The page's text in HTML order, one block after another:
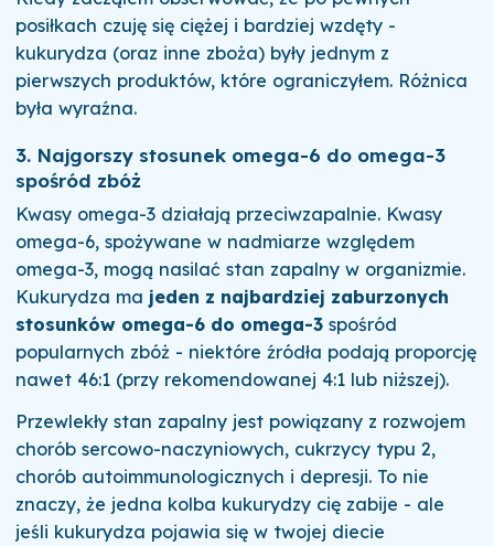
posiłkach czuję się ciężej i bardziej wzdęty -
kukurydza (oraz inne zboża) były jednym z
pierwszych produktów, które ograniczyłem. Różnica
była wyraźna.
3. Najgorszy stosunek omega-6 do omega-3
spośród zbóż
Kwasy omega-3 działają przeciwzapalnie. Kwasy
omega-6, spożywane w nadmiarze względem
omega-3, mogą nasilać stan zapalny w organizmie.
Kukurydza ma jeden z najbardziej zaburzonych
stosunków omega-6 do omega-3spośród
popularnych zbóż - niektóre źródła podają proporcję
nawet 46:1 (przy rekomendowanej 4:1 lub niższej).
Przewlekły stan zapalny jest powiązany z rozwojem
chorób sercowo-naczyniowych, cukrzycy typu 2,
chorób autoimmunologicznych i depresji. To nie
znaczy, że jedna kolba kukurydzy cię zabije - ale
jeśli kukurydza pojawia się w twojej diecie